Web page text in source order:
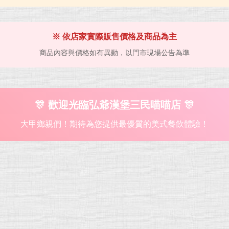
※ 依店家實際販售價格及商品為主
商品內容與價格如有異動，以門市現場公告為準
🎊 歡迎光臨弘爺漢堡三民喵喵店 🎊
大甲鄉親們！期待為您提供最優質的美式餐飲體驗！